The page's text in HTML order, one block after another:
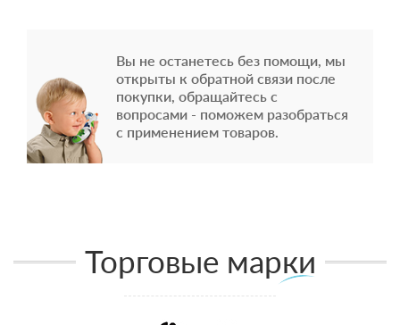
Вы не останетесь без помощи, мы
открыты к обратной связи после
покупки, обращайтесь с
вопросами - поможем разобраться
с применением товаров.
Торговые марки